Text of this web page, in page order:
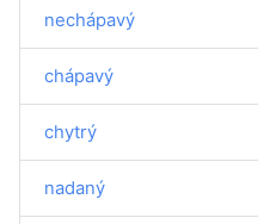
nechápavý
chápavý
chytrý
nadaný